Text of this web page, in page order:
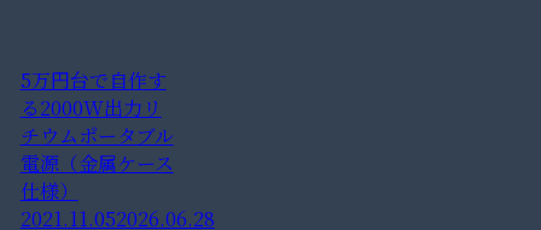
5万円台で自作す
る2000W出力リ
チウムポータブル
電源（金属ケース
仕様）
2021.11.052026.06.28